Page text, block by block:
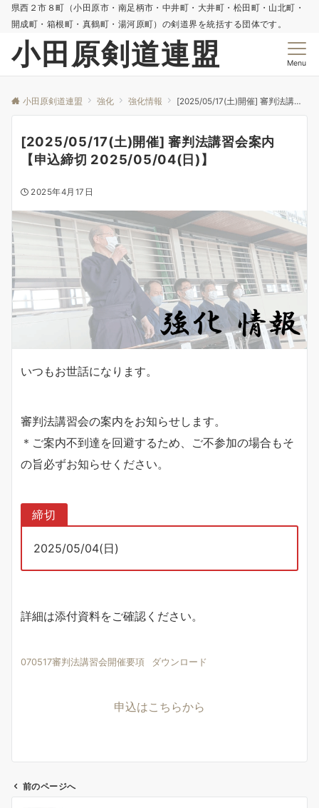
県西２市８町（小田原市・南足柄市・中井町・大井町・松田町・山北町・
開成町・箱根町・真鶴町・湯河原町）の剣道界を統括する団体です。
小田原剣道連盟 Menu
小田原剣道連盟 強化 強化情報 [2025/05/17(土)開催] 審判法講習会案内【申込締切 2025/05/04(日)】
[2025/05/17(土)開催] 審判法講習会案内
【申込締切 2025/05/04(日)】
2025年4月17日
いつもお世話になります。
審判法講習会の案内をお知らせします。
＊ご案内不到達を回避するため、ご不参加の場合もそ
の旨必ずお知らせください。
締切
2025/05/04(日)
詳細は添付資料をご確認ください。
070517審判法講習会開催要項 ダウンロード
申込はこちらから
前のページへ